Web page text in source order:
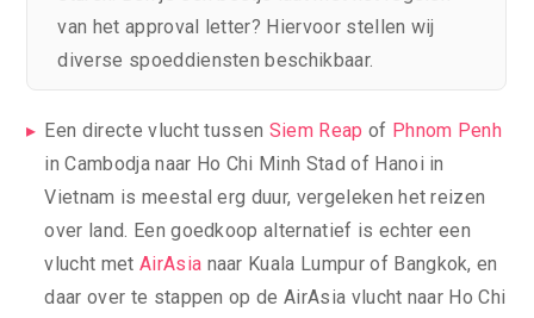
van het approval letter? Hiervoor stellen wij
diverse spoeddiensten beschikbaar.
Een directe vlucht tussen Siem Reap of Phnom Penh
in Cambodja naar Ho Chi Minh Stad of Hanoi in
Vietnam is meestal erg duur, vergeleken het reizen
over land. Een goedkoop alternatief is echter een
vlucht met AirAsia naar Kuala Lumpur of Bangkok, en
daar over te stappen op de AirAsia vlucht naar Ho Chi